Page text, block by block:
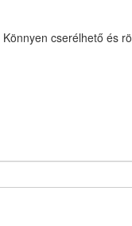
Könnyen cserélhető és